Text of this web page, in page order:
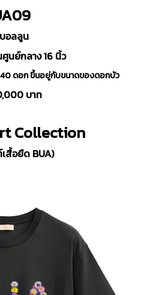
อลลูน
นย์กลาง 16 นิ้ว
ดอก ขึ้นอยู่กับขนาดของดอกบัว
บาท
Collection
อยืด BUA)